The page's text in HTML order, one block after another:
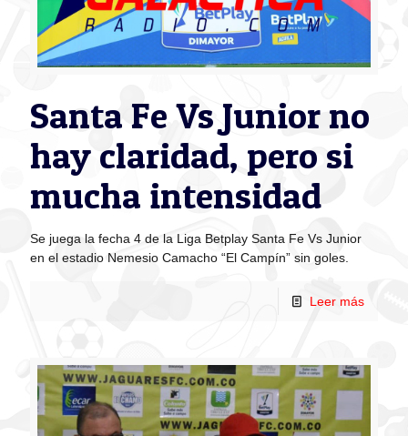
Santa Fe Vs Junior no
hay claridad, pero si
mucha intensidad
Se juega la fecha 4 de la Liga Betplay Santa Fe Vs Junior
en el estadio Nemesio Camacho “El Campín” sin goles.
Leer más